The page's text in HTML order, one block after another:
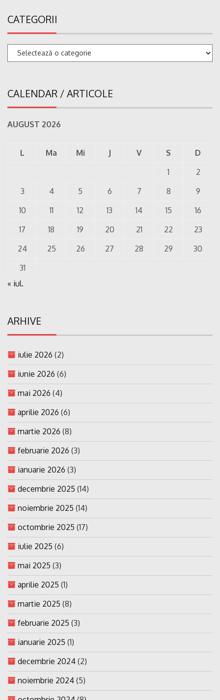
CATEGORII
Categorii
CALENDAR / ARTICOLE
AUGUST 2026
L Ma Mi J V S
D
1
2
3
4 5 6 7 8
9
10
11 12 13 14 15
16
17
18 19 20 21 22
23
24
25 26 27 28 29
30
31
« iul.
ARHIVE
iulie 2026 (2)
iunie 2026 (6)
mai 2026 (4)
aprilie 2026 (6)
martie 2026 (8)
februarie 2026 (3)
ianuarie 2026 (3)
decembrie 2025 (14)
noiembrie 2025 (14)
octombrie 2025 (17)
iulie 2025 (6)
mai 2025 (3)
aprilie 2025 (1)
martie 2025 (8)
februarie 2025 (3)
ianuarie 2025 (1)
decembrie 2024 (2)
noiembrie 2024 (5)